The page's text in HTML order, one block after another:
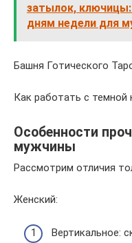
затылок,
дням недели для
Башня Готического
Как работать с темной
Особенности
мужчины
Рассмотрим отличия
Женский:
Вертикальное: